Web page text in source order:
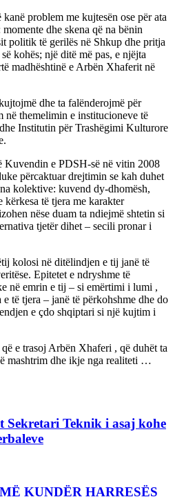
problem me kujtesën ose për ata
dhe skena që na bënin
politik të gerilës në Shkup dhe pritja
kohës; një ditë më pas, e njëjta
madhështinë e Arbën Xhaferit në
dhe ta falënderojmë për
në themelimin e institucioneve të
Institutin për Trashëgimi Kulturore
Kuvendin e PDSH-së në vitin 2008
përcaktuar drejtimin se kah duhet
kolektive: kuvend dy-dhomësh,
kërkesa të tjera me karakter
nëse duam ta ndiejmë shtetin si
tjetër dihet – secili pronar i
kolosi në ditëlindjen e tij janë të
Epitetet e ndryshme të
në emrin e tij – si emërtimi i lumi ,
të tjera – janë të përkohshme dhe do
e çdo shqiptari si një kujtim i
e trasoj Arbën Xhaferi , që duhët ta
mashtrim dhe ikje nga realiteti …
Sekretari Teknik i asaj kohe
KUNDËR HARRESËS